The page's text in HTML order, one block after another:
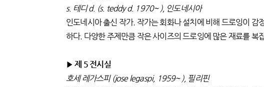
s. 테디 d. (s. teddy d. 1970~ ), 인도네시아
인도네시아 출신 작가. 작가는 회화나 설치에 비해 드로잉이
하다. 다양한 주제만큼 작은 사이즈의 드로잉에 많은 재료를
▶ 제 5 전시실
호세 레가스피 (jose legaspi, 1959~ ), 필리핀